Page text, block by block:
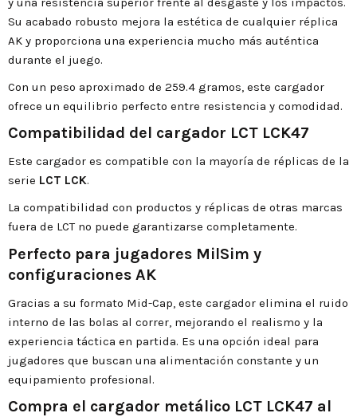
Su acabado robusto mejora la estética de cualquier réplica
AK y proporciona una experiencia mucho más auténtica
durante el juego.
Con un peso aproximado de 259.4 gramos, este cargador
ofrece un equilibrio perfecto entre resistencia y comodidad.
Compatibilidad del cargador LCT LCK47
Este cargador es compatible con la mayoría de réplicas de la
serie LCT LCK.
La compatibilidad con productos y réplicas de otras marcas
fuera de LCT no puede garantizarse completamente.
Perfecto para jugadores MilSim y
configuraciones AK
Gracias a su formato Mid-Cap, este cargador elimina el ruido
interno de las bolas al correr, mejorando el realismo y la
experiencia táctica en partida. Es una opción ideal para
jugadores que buscan una alimentación constante y un
equipamiento profesional.
Compra el cargador metálico LCT LCK47 al